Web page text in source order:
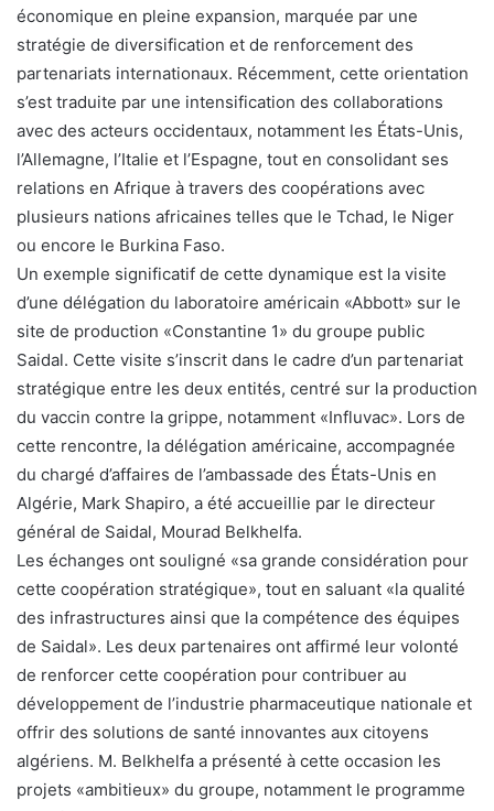
économique en pleine expansion, marquée par une
stratégie de diversification et de renforcement des
partenariats internationaux. Récemment, cette orientation
s’est traduite par une intensification des collaborations
avec des acteurs occidentaux, notamment les États-Unis,
l’Allemagne, l’Italie et l’Espagne, tout en consolidant ses
relations en Afrique à travers des coopérations avec
plusieurs nations africaines telles que le Tchad, le Niger
ou encore le Burkina Faso.
Un exemple significatif de cette dynamique est la visite
d’une délégation du laboratoire américain «Abbott» sur le
site de production «Constantine 1» du groupe public
Saidal. Cette visite s’inscrit dans le cadre d’un partenariat
stratégique entre les deux entités, centré sur la production
du vaccin contre la grippe, notamment «Influvac». Lors de
cette rencontre, la délégation américaine, accompagnée
du chargé d’affaires de l’ambassade des États-Unis en
Algérie, Mark Shapiro, a été accueillie par le directeur
général de Saidal, Mourad Belkhelfa.
Les échanges ont souligné «sa grande considération pour
cette coopération stratégique», tout en saluant «la qualité
des infrastructures ainsi que la compétence des équipes
de Saidal». Les deux partenaires ont affirmé leur volonté
de renforcer cette coopération pour contribuer au
développement de l’industrie pharmaceutique nationale et
offrir des solutions de santé innovantes aux citoyens
algériens. M. Belkhelfa a présenté à cette occasion les
projets «ambitieux» du groupe, notamment le programme